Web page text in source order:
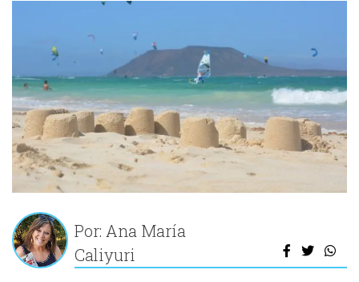
Por: Ana María
Caliyuri